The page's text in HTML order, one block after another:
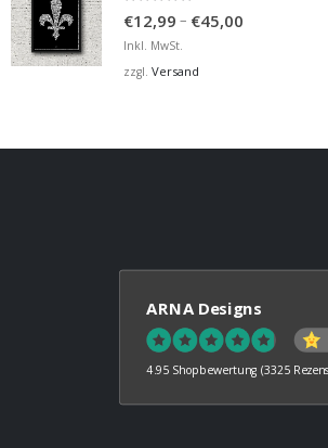
€12,99 – €45,00
Inkl. MwSt.
zzgl. Versand
ARNA Designs
4.95 Shopbewertung (3325